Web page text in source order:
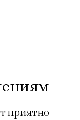
приятно